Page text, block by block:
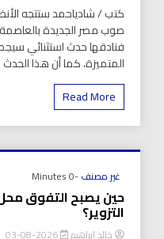
صوب مصر الجديدة
فنادقها حدث استثنائي
المتميزة، كما أن هذا
Read More
غير مصنف-0 Minutes
حين يصبح التفوق
التزوير؟
خالد ابراهيم 2026-08-03